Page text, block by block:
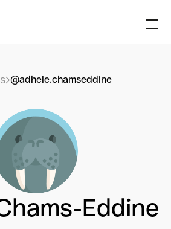
@adhele.chamseddine
Eddine